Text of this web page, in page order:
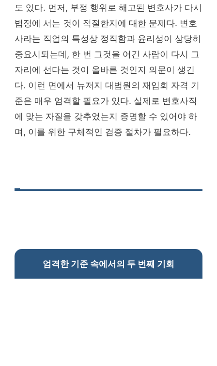
도 있다. 먼저, 부정 행위로 해고된 변호사가 다시
법정에 서는 것이 적절한지에 대한 문제다. 변호
사라는 직업의 특성상 정직함과 윤리성이 상당히
중요시되는데, 한 번 그것을 어긴 사람이 다시 그
자리에 선다는 것이 올바른 것인지 의문이 생긴
다. 이런 면에서 뉴저지 대법원의 재입회 자격 기
준은 매우 엄격할 필요가 있다. 실제로 변호사직
에 맞는 자질을 갖추었는지 증명할 수 있어야 하
며, 이를 위한 구체적인 검증 절차가 필요하다.
엄격한 기준 속에서의 두 번째 기회